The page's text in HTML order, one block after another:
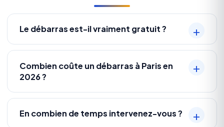
Le débarras est-il vraiment gratuit ?
Combien coûte un débarras à Paris en
2026 ?
En combien de temps intervenez-vous ?